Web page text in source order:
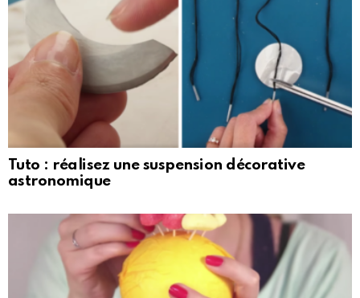
Tuto : réalisez une suspension décorative
astronomique